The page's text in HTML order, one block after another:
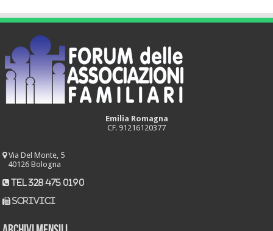
Emilia Romagna
CF. 91216120377
Via Del Monte, 5
40126 Bologna
tel 328.475.0190
scrivici